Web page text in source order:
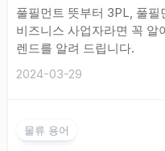
풀필먼트 뜻부터 3PL, 풀
비즈니스 사업자라면 꼭 알
렌드를 알려 드립니다.
2024-03-29
물류 용어